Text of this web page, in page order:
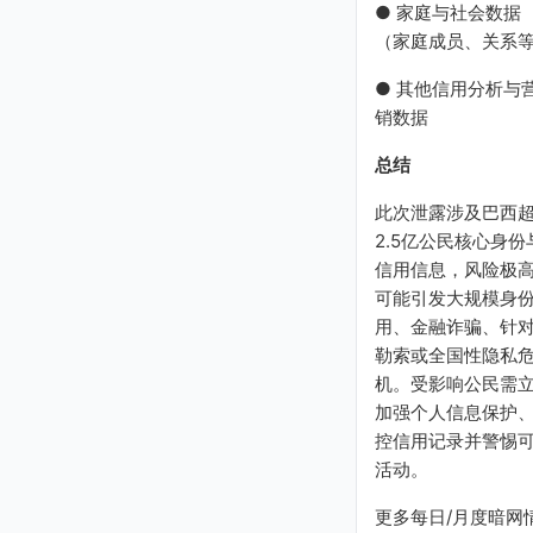
● 家庭与社会数据
（家庭成员、关系
● 其他信用分析与
销数据
总结
此次泄露涉及巴西
2.5亿公民核心身份
信用信息，风险极
可能引发大规模身
用、金融诈骗、针
勒索或全国性隐私
机。受影响公民需
加强个人信息保护
控信用记录并警惕
活动。
更多每日/月度暗网